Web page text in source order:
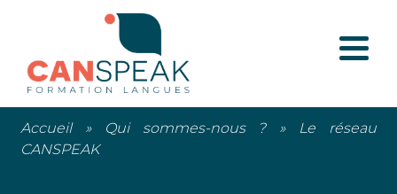
Accueil» Qui sommes-nous ?» Le réseau
CANSPEAK